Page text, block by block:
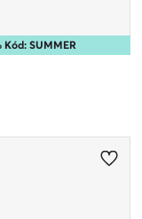
Kód: SUMMER